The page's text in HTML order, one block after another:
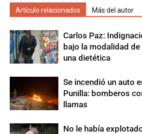
Artículo relacionados Más del autor
Carlos Paz:
bajo la modalidad de
una dietética
Se incendió un auto
Punilla: bomberos
llamas
No le había